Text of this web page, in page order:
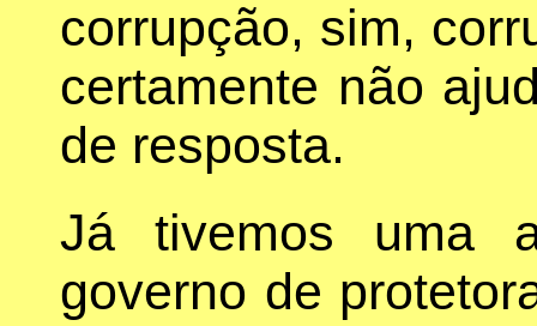
corrupção, sim,
certamente não
de resposta.
Já tivemos uma
governo de